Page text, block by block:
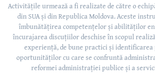
Activitățile urmează a fi realizate de către o
din SUA și din Republica Moldova. Aceste
îmbunătățirea competențelor și abilităților
încurajarea discuțiilor deschise în scopul
experiență, de bune practici și
oportunităților cu care se confruntă
reformei administrației publice și a